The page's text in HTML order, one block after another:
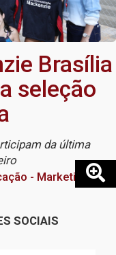
Brasília
seleção
da última
- Marketing
SOCIAIS